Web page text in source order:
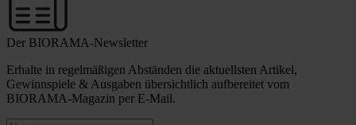
Der BIORAMA-Newsletter
Erhalte in regelmäßigen Abständen die aktuellsten Artikel,
Gewinnspiele & Ausgaben übersichtlich aufbereitet vom
BIORAMA-Magazin per E-Mail.